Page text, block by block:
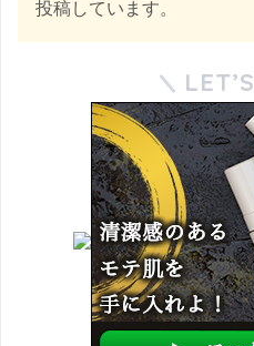
投稿しています。